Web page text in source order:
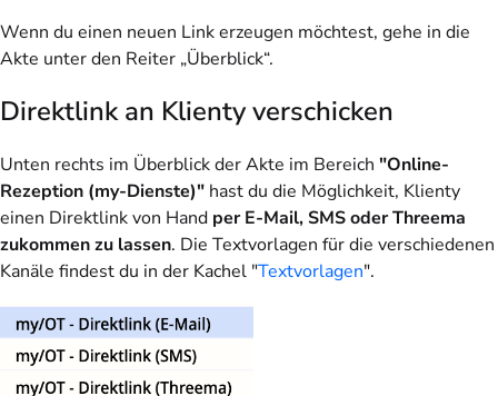
Wenn du einen neuen Link erzeugen möchtest, gehe in die
Akte unter den Reiter „Überblick“.
Direktlink an Klienty verschicken
Unten rechts im Überblick der Akte im Bereich "Online-
Rezeption (my-Dienste)" hast du die Möglichkeit, Klienty
einen Direktlink von Hand per E-Mail, SMS oder Threema
zukommen zu lassen. Die Textvorlagen für die verschiedenen
Kanäle findest du in der Kachel "Textvorlagen".